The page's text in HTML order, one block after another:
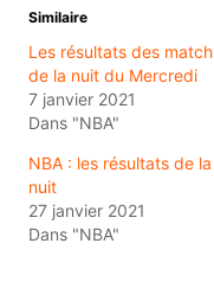
Similaire
Les résultats des
de la nuit du Mercredi
7 janvier 2021
Dans "NBA"
NBA : les résultats de la
nuit
27 janvier 2021
Dans "NBA"